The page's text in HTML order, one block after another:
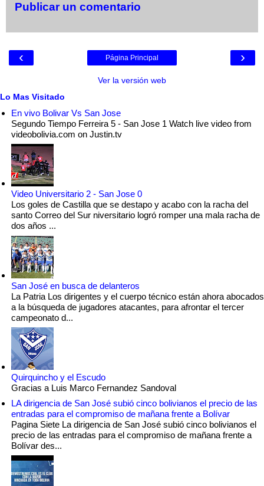
Publicar un comentario
‹ ›
Página Principal
Ver la versión web
Lo Mas Visitado
En vivo Bolivar Vs San Jose
Segundo Tiempo Ferreira 5 - San Jose 1 Watch live video from
videobolivia.com on Justin.tv
Video Universitario 2 - San Jose 0
Los goles de Castilla que se destapo y acabo con la racha del
santo Correo del Sur niversitario logró romper una mala racha de
dos años ...
San José en busca de delanteros
La Patria Los dirigentes y el cuerpo técnico están ahora abocados
a la búsqueda de jugadores atacantes, para afrontar el tercer
campeonato d...
Quirquincho y el Escudo
Gracias a Luis Marco Fernandez Sandoval
LA dirigencia de San José subió cinco bolivianos el precio de las
entradas para el compromiso de mañana frente a Bolívar
Pagina Siete La dirigencia de San José subió cinco bolivianos el
precio de las entradas para el compromiso de mañana frente a
Bolívar des...